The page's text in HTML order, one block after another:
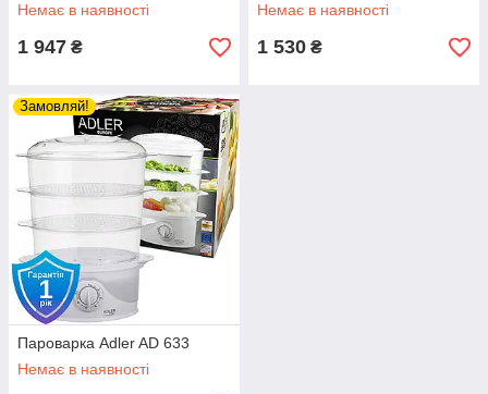
Немає в наявності
1 947 ₴
Немає в наявності
1 530 ₴
Замовляй!
Пароварка Adler AD 633
Немає в наявності